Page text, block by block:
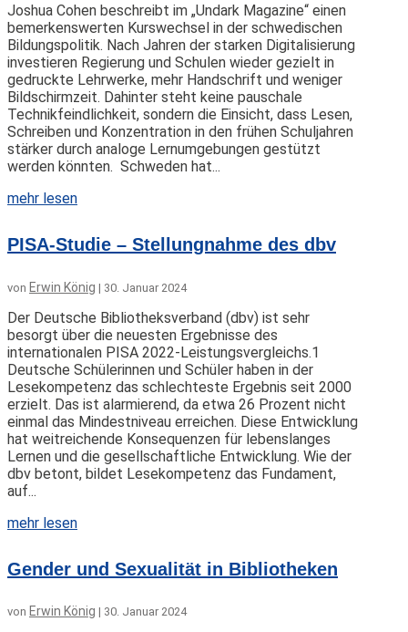
Joshua Cohen beschreibt im „Undark Magazine“ einen
bemerkenswerten Kurswechsel in der schwedischen
Bildungspolitik. Nach Jahren der starken Digitalisierung
investieren Regierung und Schulen wieder gezielt in
gedruckte Lehrwerke, mehr Handschrift und weniger
Bildschirmzeit. Dahinter steht keine pauschale
Technikfeindlichkeit, sondern die Einsicht, dass Lesen,
Schreiben und Konzentration in den frühen Schuljahren
stärker durch analoge Lernumgebungen gestützt
werden könnten. Schweden hat...
mehr lesen
PISA-Studie – Stellungnahme des dbv
von Erwin König | 30. Januar 2024
Der Deutsche Bibliotheksverband (dbv) ist sehr
besorgt über die neuesten Ergebnisse des
internationalen PISA 2022-Leistungsvergleichs.1
Deutsche Schülerinnen und Schüler haben in der
Lesekompetenz das schlechteste Ergebnis seit 2000
erzielt. Das ist alarmierend, da etwa 26 Prozent nicht
einmal das Mindestniveau erreichen. Diese Entwicklung
hat weitreichende Konsequenzen für lebenslanges
Lernen und die gesellschaftliche Entwicklung. Wie der
dbv betont, bildet Lesekompetenz das Fundament,
auf...
mehr lesen
Gender und Sexualität in Bibliotheken
von Erwin König | 30. Januar 2024